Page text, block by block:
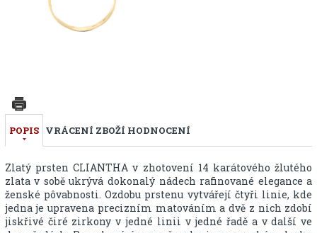
POPIS VRÁCENÍ ZBOŽÍ HODNOCENÍ
Zlatý prsten CLIANTHA v zhotovení 14 karátového žlutého
zlata v sobě ukrývá dokonalý nádech rafinované elegance a
ženské pôvabnosti. Ozdobu prstenu vytvářejí čtyři linie, kde
jedna je upravena precizním matováním a dvě z nich zdobí
jiskřivé čiré zirkony v jedné linii v jedné řadě a v další ve